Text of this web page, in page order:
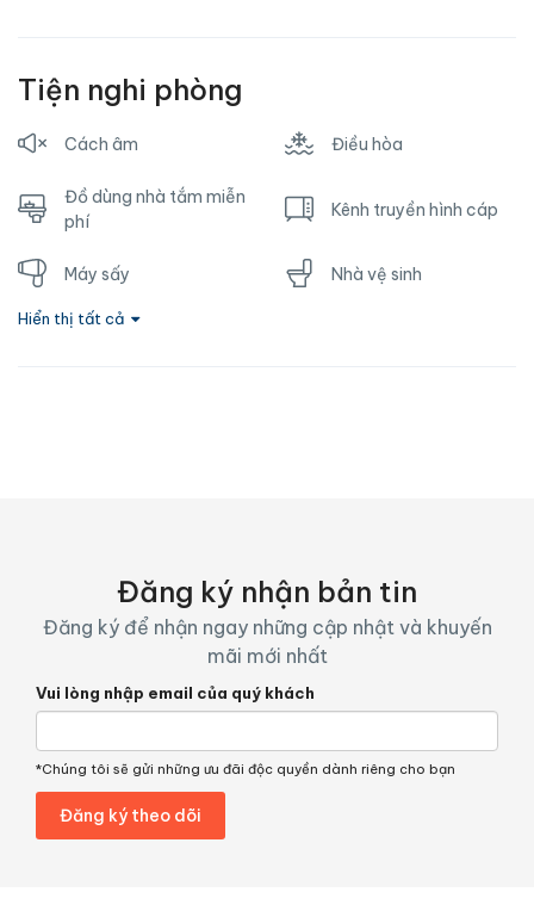
Tiện nghi phòng
Cách âm Điều hòa
Đồ dùng nhà tắm miễn
phí
Kênh truyền hình cáp
Máy sấy Nhà vệ sinh
Nước nóng
Hiển thị tất cả
Đăng ký nhận bản tin
Đăng ký để nhận ngay những cập nhật và khuyến
mãi mới nhất
Vui lòng nhập email của quý khách
*Chúng tôi sẽ gửi những ưu đãi độc quyền dành riêng cho bạn